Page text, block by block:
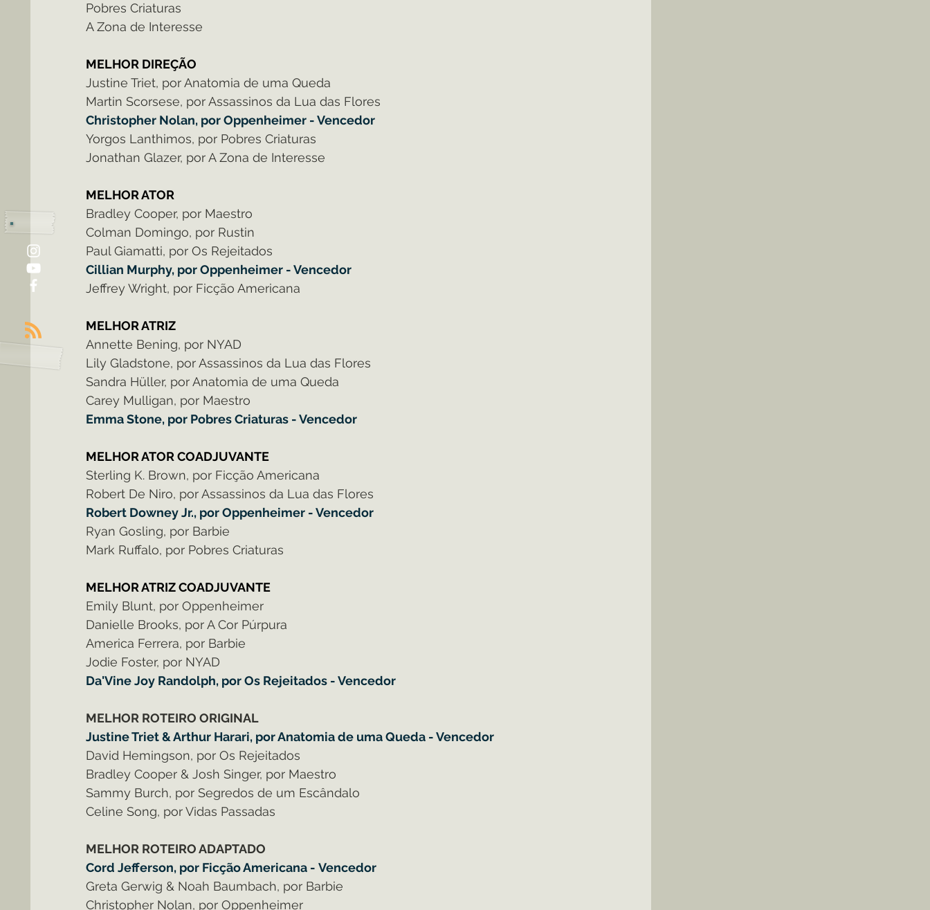
Pobres Criaturas
A Zona de Interesse
MELHOR DIREÇÃO
Justine Triet, por Anatomia de uma Queda
Martin Scorsese, por Assassinos da Lua das Flores
Christopher Nolan, por Oppenheimer - Vencedor
Yorgos Lanthimos, por Pobres Criaturas
Jonathan Glazer, por A Zona de Interesse
MELHOR ATOR
Bradley Cooper, por Maestro
Colman Domingo, por Rustin
Paul Giamatti, por Os Rejeitados
Cillian Murphy, por Oppenheimer - Vencedor
Jeffrey Wright, por Ficção Americana
MELHOR ATRIZ
Annette Bening, por NYAD
Lily Gladstone, por Assassinos da Lua das Flores
Sandra Hüller, por Anatomia de uma Queda
Carey Mulligan, por Maestro
Emma Stone, por Pobres Criaturas - Vencedor
MELHOR ATOR COADJUVANTE
Sterling K. Brown, por Ficção Americana
Robert De Niro, por Assassinos da Lua das Flores
Robert Downey Jr., por Oppenheimer - Vencedor
Ryan Gosling, por Barbie
Mark Ruffalo, por Pobres Criaturas
MELHOR ATRIZ COADJUVANTE
Emily Blunt, por Oppenheimer
Danielle Brooks, por A Cor Púrpura
America Ferrera, por Barbie
Jodie Foster, por NYAD
Da'Vine Joy Randolph, por Os Rejeitados - Vencedor
MELHOR ROTEIRO ORIGINAL
Justine Triet & Arthur Harari, por Anatomia de uma Queda - Vencedor
David Hemingson, por Os Rejeitados
Bradley Cooper & Josh Singer, por Maestro
Sammy Burch, por Segredos de um Escândalo
Celine Song, por Vidas Passadas
MELHOR ROTEIRO ADAPTADO
Cord Jefferson, por Ficção Americana - Vencedor
Greta Gerwig & Noah Baumbach, por Barbie
Christopher Nolan, por Oppenheimer